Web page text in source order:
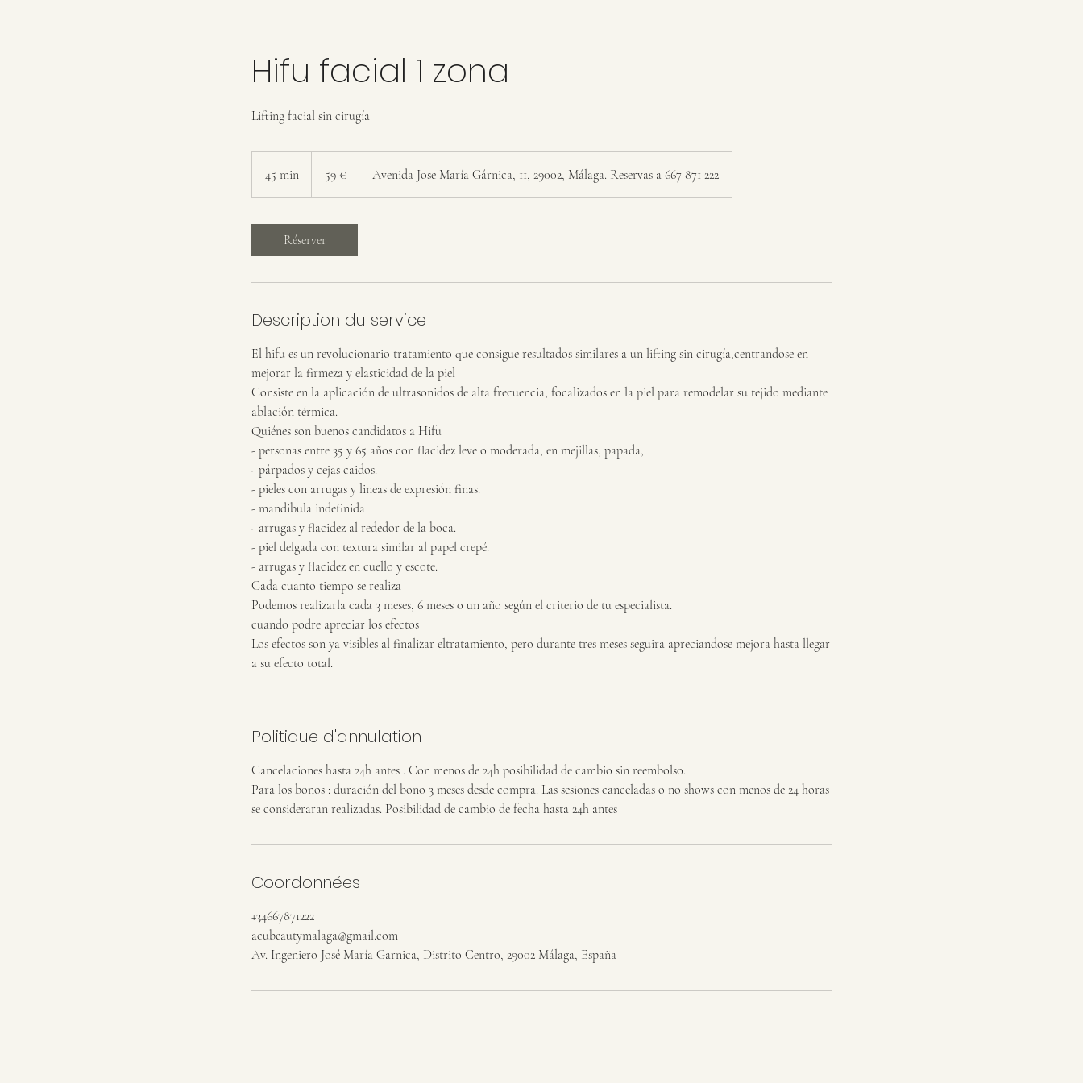
Hifu facial 1 zona
Lifting facial sin cirugía
45 min
5
59 € Avenida Jose María Gárnica, 11, 29002, Málaga. Reservas a 667 871 222
Réserver
Description du service
El hifu es un revolucionario tratamiento que consigue resultados similares a un lifting sin cirugía,centrandose en
mejorar la firmeza y elasticidad de la piel
Consiste en la aplicación de ultrasonidos de alta frecuencia, focalizados en la piel para remodelar su tejido mediante
ablación térmica.
Quiénes son buenos candidatos a Hifu
- personas entre 35 y 65 años con flacidez leve o moderada, en mejillas, papada,
- párpados y cejas caidos.
- pieles con arrugas y lineas de expresión finas.
- mandibula indefinida
- arrugas y flacidez al rededor de la boca.
- piel delgada con textura similar al papel crepé.
- arrugas y flacidez en cuello y escote.
Cada cuanto tiempo se realiza
Podemos realizarla cada 3 meses, 6 meses o un año según el criterio de tu especialista.
cuando podre apreciar los efectos
Los efectos son ya visibles al finalizar eltratamiento, pero durante tres meses seguira apreciandose mejora hasta llegar
Politique d'annulation
Cancelaciones hasta 24h antes . Con menos de 24h posibilidad de cambio sin reembolso.
Para los bonos : duración del bono 3 meses desde compra. Las sesiones canceladas o no shows con menos de 24 horas
se consideraran realizadas. Posibilidad de cambio de fecha hasta 24h antes
Coordonnées
+34667871222
acubeautymalaga@gmail.com
Av. Ingeniero José María Garnica, Distrito Centro, 29002 Málaga, España